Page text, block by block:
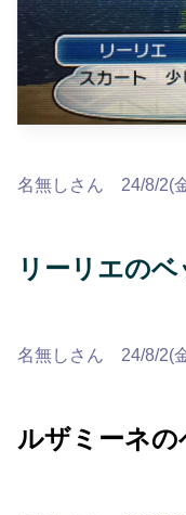
名無しさん 24/8/2(
リーリエの
名無しさん 24/8/2(
ルザミーネの